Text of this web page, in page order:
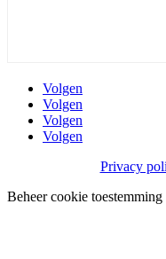
Volgen
Volgen
Volgen
Volgen
Privacy
Beheer cookie toestemming